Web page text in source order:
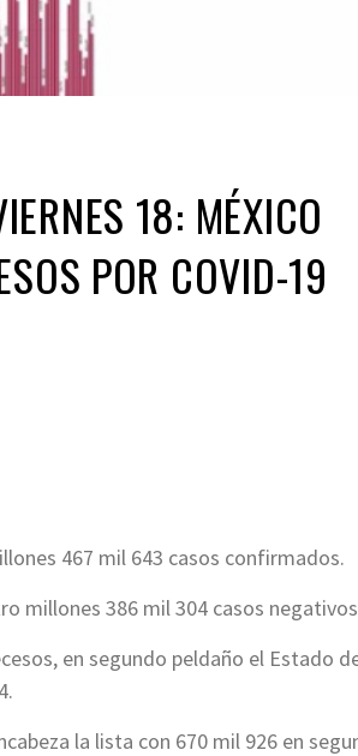
18: MÉXICO
POR COVID-19
467 mil 643 casos confirmados.
millones 386 mil 304 casos
en segundo peldaño el Estado
la lista con 670 mil 926 en